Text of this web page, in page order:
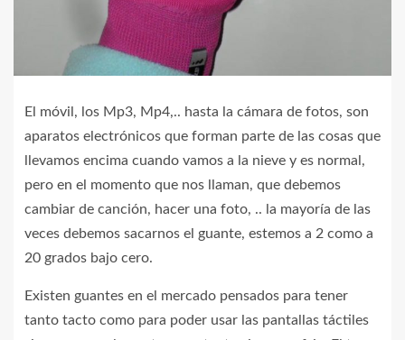
El móvil, los Mp3, Mp4,.. hasta la cámara de fotos, son
aparatos electrónicos que forman parte de las cosas que
llevamos encima cuando vamos a la nieve y es normal,
pero en el momento que nos llaman, que debemos
cambiar de canción, hacer una foto, .. la mayoría de las
veces debemos sacarnos el guante, estemos a 2 como a
20 grados bajo cero.
Existen guantes en el mercado pensados para tener
tanto tacto como para poder usar las pantallas táctiles